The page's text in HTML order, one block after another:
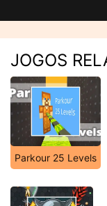
JOGOS
Parkour 25 Levels